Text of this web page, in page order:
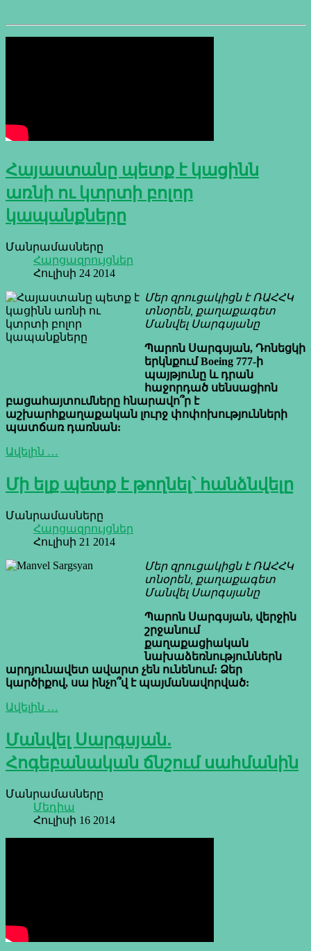
Հայաստանը պետք է կացինն
առնի ու կտրտի բոլոր
կապանքները
Մանրամասները
Հարցազրույցներ
Հուլիսի 24 2014
Մեր զրուցակիցն է ՌԱՀՀԿ
տնօրեն, քաղաքագետ
Մանվել Սարգսյանը
Պարոն Սարգսյան, Դոնեցկի
երկնքում Boeing 777-ի
պայթյունը և դրան
հաջորդած սենսացիոն
բացահայտումները հնարավո՞ր է
աշխարհքաղաքական լուրջ փոփոխությունների
պատճառ դառնան:
Ավելին …
Մի ելք պետք է թողնել՝ հանձնվելը
Մանրամասները
Հարցազրույցներ
Հուլիսի 21 2014
Մեր զրուցակիցն է ՌԱՀՀԿ
տնօրեն, քաղաքագետ
Մանվել Սարգսյանը
Պարոն Սարգսյան, վերջին
շրջանում
քաղաքացիական
նախաձեռնություններն
արդյունավետ ավարտ չեն ունենում: Ձեր
կարծիքով, սա ինչո՞վ է պայմանավորված:
Ավելին …
Մանվել Սարգսյան.
Հոգեբանական ճնշում սահմանին
Մանրամասները
Մեդիա
Հուլիսի 16 2014